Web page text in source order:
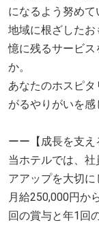
になるよう努めて
地域に根ざした
憶に残るサービ
か。
あなたのホスピ
がるやりがいを感
ーー【成長を支え
当ホテルでは、
アアップを大切に
月給250,000円か
回の賞与と年1回